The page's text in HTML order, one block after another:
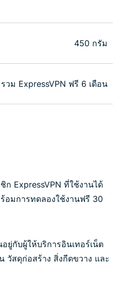
450 กรัม
รวม ExpressVPN ฟรี 6 เดือน
ก ExpressVPN ที่ใช้งานได้
มการทดลองใช้งานฟรี 30
ยู่กับผู้ให้บริการอินเทอร์เน็ต
วัสดุก่อสร้าง สิ่งกีดขวาง และ